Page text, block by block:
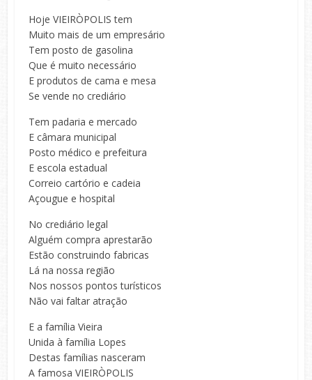
Hoje VIEIRÒPOLIS tem
Muito mais de um empresário
Tem posto de gasolina
Que é muito necessário
E produtos de cama e mesa
Se vende no crediário
Tem padaria e mercado
E câmara municipal
Posto médico e prefeitura
E escola estadual
Correio cartório e cadeia
Açougue e hospital
No crediário legal
Alguém compra aprestarão
Estão construindo fabricas
Lá na nossa região
Nos nossos pontos turísticos
Não vai faltar atração
E a família Vieira
Unida à família Lopes
Destas famílias nasceram
A famosa VIEIRÒPOLIS